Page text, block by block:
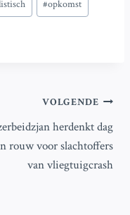
#opkomst
VOLGENDE
herdenkt dag
rouw voor slachtoffers
van vliegtuigcrash